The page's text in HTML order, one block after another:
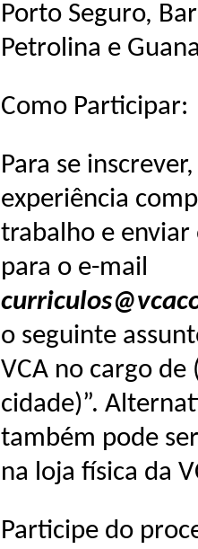
Porto Seguro,
Petrolina e
Como Participar:
Para se
experiência
trabalho e enviar
para o e-mail
o seguinte
VCA no cargo
cidade)”.
também pode
na loja física da
Participe do